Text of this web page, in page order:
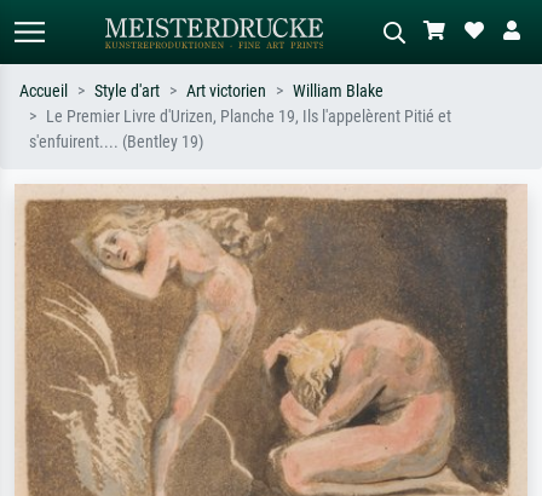
Recherche standard
ex. Monet, Nuit étoilée,
impressionnisme, vague de Hokusai,
nu.
abstrait avec beaucoup de rouge,
tableau sombre, nu debout près d'un
arbre.
Accueil Style d'art Art victorien
William Blake
Le Premier Livre d'Urizen, Planche 19, Ils l'appelèrent Pitié et
s'enfuirent.... (Bentley 19)